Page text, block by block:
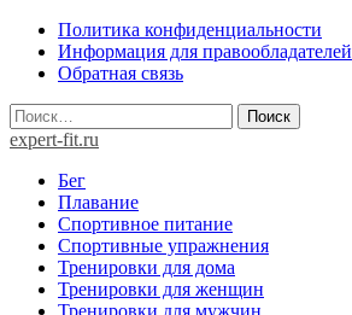
Skip
content
Политика конфиденциальности
Информация для правообладателей
Обратная связь
Найти:
expert-fit.ru
Бег
Плавание
Спортивное питание
Спортивные упражнения
Тренировки для дома
Тренировки для женщин
Тренировки для мужчин